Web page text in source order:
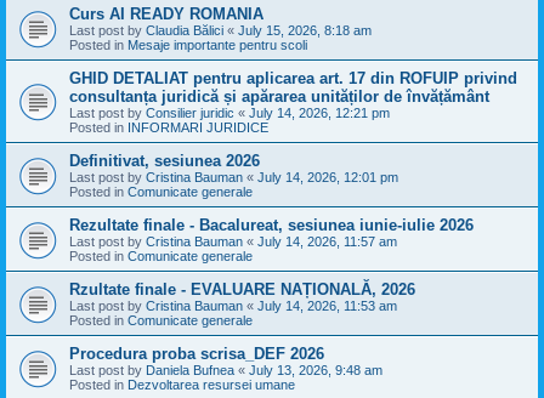
Curs AI READY ROMANIA
Last post by Claudia Bălici « July 15, 2026, 8:18 am
Posted in Mesaje importante pentru scoli
GHID DETALIAT pentru aplicarea art. 17 din ROFUIP privind
consultanța juridică și apărarea unităților de învățământ
Last post by Consilier juridic « July 14, 2026, 12:21 pm
Posted in INFORMARI JURIDICE
Definitivat, sesiunea 2026
Last post by Cristina Bauman « July 14, 2026, 12:01 pm
Posted in Comunicate generale
Rezultate finale - Bacalureat, sesiunea iunie-iulie 2026
Last post by Cristina Bauman « July 14, 2026, 11:57 am
Posted in Comunicate generale
Rzultate finale - EVALUARE NAȚIONALĂ, 2026
Last post by Cristina Bauman « July 14, 2026, 11:53 am
Posted in Comunicate generale
Procedura proba scrisa_DEF 2026
Last post by Daniela Bufnea « July 13, 2026, 9:48 am
Posted in Dezvoltarea resursei umane